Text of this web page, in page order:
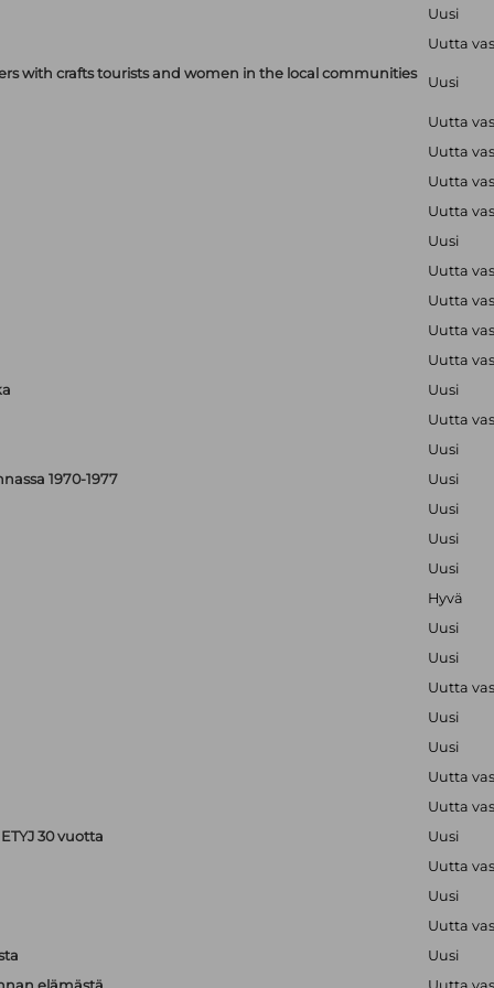
Uusi
Uutta
with crafts tourists and women in the local communities
Uusi
Uutta
Uutta
Uutta
Uutta
Uusi
Uutta
Uutta
Uutta
Uutta
Uusi
Uutta
Uusi
1970-1977
Uusi
Uusi
Uusi
Uusi
Hyvä
Uusi
Uusi
Uutta
Uusi
Uusi
Uutta
Uutta
30 vuotta
Uusi
Uutta
Uusi
Uutta
Uusi